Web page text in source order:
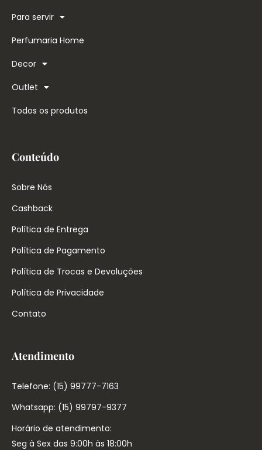
Para servir
Perfumaria Home
Decor
Outlet
Todos os produtos
Conteúdo
Sobre Nós
Cashback
Política de Entrega
Política de Pagamento
Política de Trocas e Devoluções
Política de Privacidade
Contato
Atendimento
Telefone: (15) 99777-7163
Whatsapp: (15) 99797-9377
Horário de atendimento:
Seg à Sex das 9:00h às 18:00h